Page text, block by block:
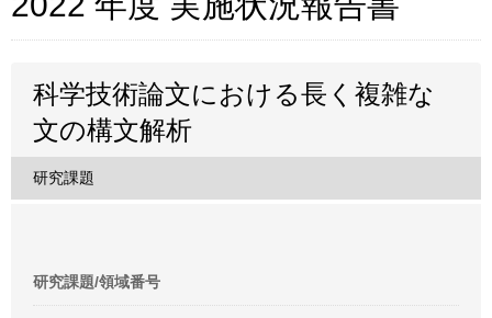
科学技術論文における長く複雑な
文の構文解析
研究課題
研究課題/領域番号